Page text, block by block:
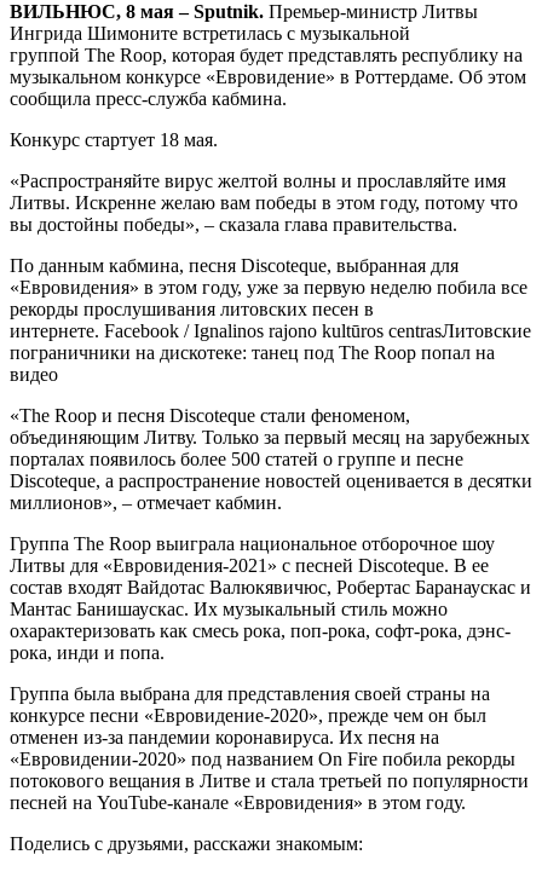
ВИЛЬНЮС, 8 мая – Sputnik. Премьер-министр Литвы
Ингрида Шимоните встретилась с музыкальной
группой The Roop, которая будет представлять республику на
музыкальном конкурсе «Евровидение» в Роттердаме. Об этом
сообщила пресс-служба кабмина.
Конкурс стартует 18 мая.
«Распространяйте вирус желтой волны и прославляйте имя
Литвы. Искренне желаю вам победы в этом году, потому что
вы достойны победы», – сказала глава правительства.
По данным кабмина, песня Discoteque, выбранная для
«Евровидения» в этом году, уже за первую неделю побила все
рекорды прослушивания литовских песен в
интернете. Facebook / Ignalinos rajono kultūros centrasЛитовские
пограничники на дискотеке: танец под The Roop попал на
видео
«The Roop и песня Discoteque стали феноменом,
объединяющим Литву. Только за первый месяц на зарубежных
порталах появилось более 500 статей о группе и песне
Discoteque, а распространение новостей оценивается в десятки
миллионов», – отмечает кабмин.
Группа The Roop выиграла национальное отборочное шоу
Литвы для «Евровидения-2021» с песней Discoteque. В ее
состав входят Вайдотас Валюкявичюс, Робертас Баранаускас и
Мантас Банишаускас. Их музыкальный стиль можно
охарактеризовать как смесь рока, поп-рока, софт-рока, дэнс-
рока, инди и попа.
Группа была выбрана для представления своей страны на
конкурсе песни «Евровидение-2020», прежде чем он был
отменен из-за пандемии коронавируса. Их песня на
«Евровидении-2020» под названием On Fire побила рекорды
потокового вещания в Литве и стала третьей по популярности
песней на YouTube-канале «Евровидения» в этом году.
Поделись с друзьями, расскажи знакомым: